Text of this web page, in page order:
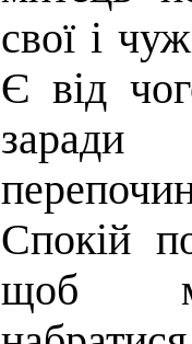
свої і
Є від
Спокій
щоб